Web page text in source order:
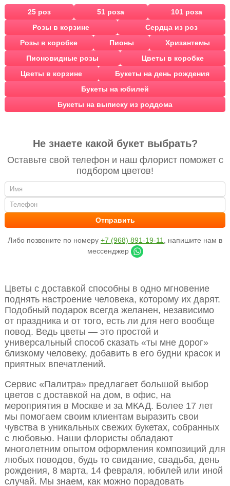
25 роз 51 роза
101 роза
Розы в корзине
Сердца из роз
Розы в коробке
Пионы
Хризантемы
Пионовидные розы
Цветы в коробке
Цветы в корзине
Букеты на день рождения
Букеты на юбилей
Букеты на выписку из роддома
Не знаете какой букет выбрать?
Оставьте свой телефон и наш флорист поможет с
подбором цветов!
Либо позвоните по номеру +7 (968) 891-19-11
, напишите нам в
мессенджер
Цветы с доставкой способны в одно мгновение
поднять настроение человека, которому их дарят.
Подобный подарок всегда желанен, независимо
от праздника и от того, есть ли для него вообще
повод. Ведь цветы — это простой и
универсальный способ сказать «ты мне дорог»
близкому человеку, добавить в его будни красок и
приятных впечатлений.
Сервис «Палитра» предлагает большой выбор
цветов с доставкой на дом, в офис, на
мероприятия в Москве и за МКАД. Более 17 лет
мы помогаем своим клиентам выразить свои
чувства в уникальных свежих букетах, собранных
с любовью. Наши флористы обладают
многолетним опытом оформления композиций для
любых поводов, будь то свидание, свадьба, день
рождения, 8 марта, 14 февраля, юбилей или иной
случай. Мы знаем, как можно порадовать